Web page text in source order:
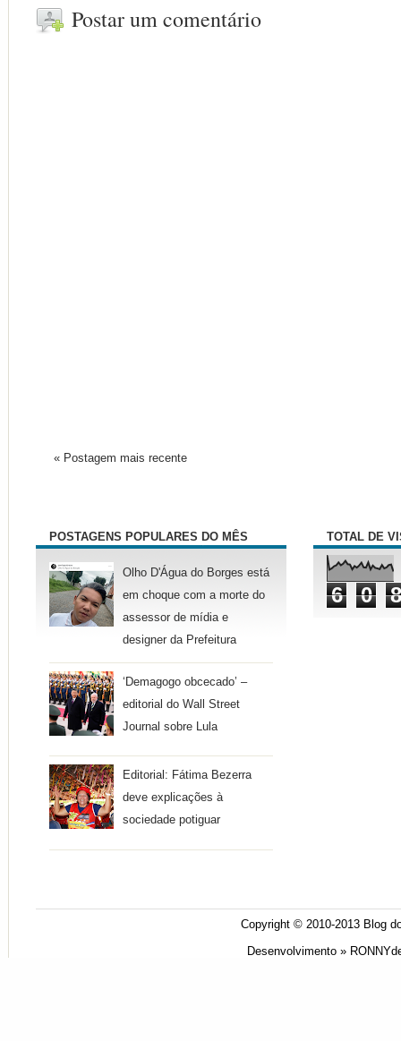
Postar um comentário
« Postagem mais recente
POSTAGENS POPULARES DO MÊS
Olho D'Água do Borges está
em choque com a morte do
assessor de mídia e
designer da Prefeitura
‘Demagogo obcecado’ –
editorial do Wall Street
Journal sobre Lula
Editorial: Fátima Bezerra
deve explicações à
sociedade potiguar
TOTAL DE
6 0 8
Copyright © 2010-2013 Blog
Desenvolvimento »